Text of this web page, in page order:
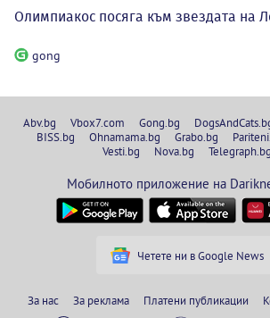
Олимпиакос посяга към звездата на
gong
Abv.bg Vbox7.com Gong.bg
BISS.bg
Ohnamama.bg Grabo.bg
Vesti.bg
Nova.bg Telegraph.bg
Мобилното приложение на
Четете ни в Google News
За нас За реклама Платени публикации